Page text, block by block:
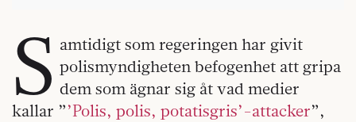
S amtidigt som regeringen har givit
polismyndigheten befogenhet att gripa
dem som ägnar sig åt vad medier
kallar ”’Polis, polis, potatisgris’-attacker”,